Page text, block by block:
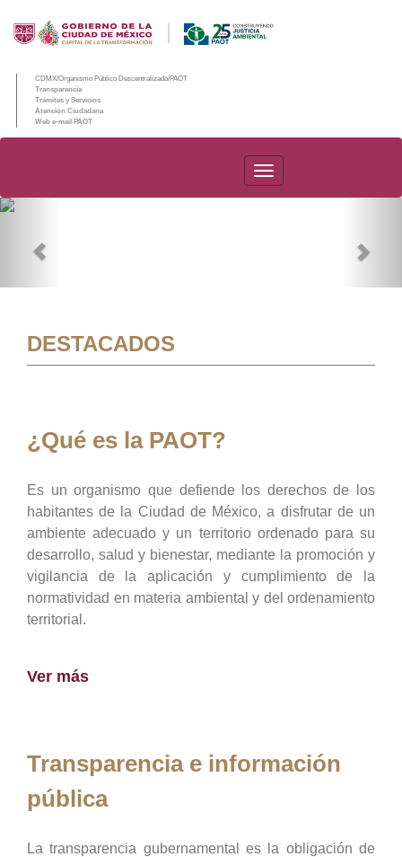
CDMX/Organismo Público Descentralizado/PAOT
Transparencia
Trámites y Servicios
Atención Ciudadana
Web e-mail PAOT
PAOT
DESTACADOS
¿Qué es la PAOT?
Es un organismo que defiende los derechos de los
habitantes de la Ciudad de México, a disfrutar de un
ambiente adecuado y un territorio ordenado para su
desarrollo, salud y bienestar, mediante la promoción y
vigilancia de la aplicación y cumplimiento de la
normatividad en materia ambiental y del ordenamiento
territorial.
Ver más
Transparencia e información
pública
La transparencia gubernamental es la obligación de